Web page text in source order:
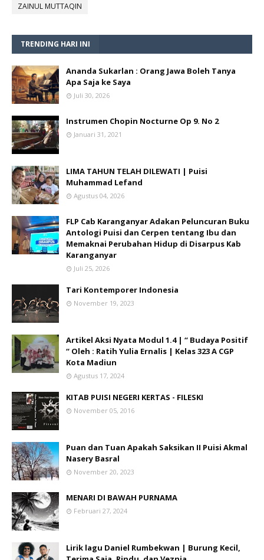
ZAINUL MUTTAQIN
TRENDING HARI INI
Ananda Sukarlan : Orang Jawa Boleh Tanya
Apa Saja ke Saya
Juli 30, 2026
Instrumen Chopin Nocturne Op 9. No 2
Januari 31, 2021
LIMA TAHUN TELAH DILEWATI | Puisi
Muhammad Lefand
Agustus 04, 2026
FLP Cab Karanganyar Adakan Peluncuran Buku
Antologi Puisi dan Cerpen tentang Ibu dan
Memaknai Perubahan Hidup di Disarpus Kab
Karanganyar
Juli 25, 2026
Tari Kontemporer Indonesia
November 19, 2023
Artikel Aksi Nyata Modul 1.4 | “ Budaya Positif
“ Oleh : Ratih Yulia Ernalis | Kelas 323 A CGP
Kota Madiun
Agustus 17, 2024
KITAB PUISI NEGERI KERTAS - FILESKI
November 05, 2016
Puan dan Tuan Apakah Saksikan II Puisi Akmal
Nasery Basral
November 20, 2023
MENARI DI BAWAH PURNAMA
Februari 27, 2024
Lirik lagu Daniel Rumbekwan | Burung Kecil,